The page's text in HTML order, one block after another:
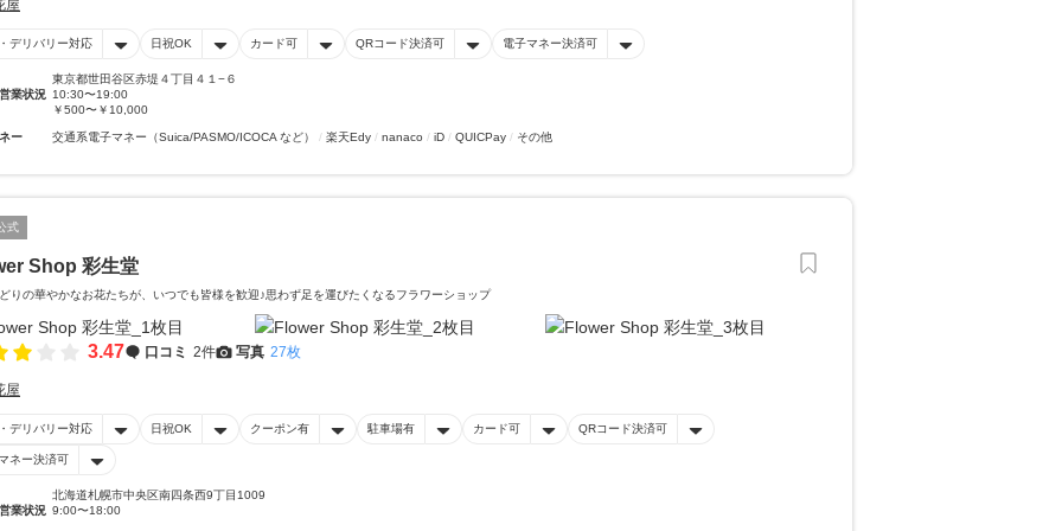
屋
デリバリー対応 日祝OK カード可 QRコード決済可 電子マネー決済可
東京都世田谷区赤堤４丁目４１−６
業状況 10:30〜19:00
￥500〜￥10,000
ー 交通系電子マネー（Suica/PASMO/ICOCA など） 楽天Edy nanaco iD QUICPay その他
式
Shop 彩生堂
りの華やかなお花たちが、いつでも皆様を歓迎♪思わず足を運びたくなるフラワーショップ
3.47 口コミ 2件 写真 27枚
屋
デリバリー対応 日祝OK クーポン有 駐車場有 カード可 QRコード決済可
ネー決済可
北海道札幌市中央区南四条西9丁目1009
業状況 9:00〜18:00